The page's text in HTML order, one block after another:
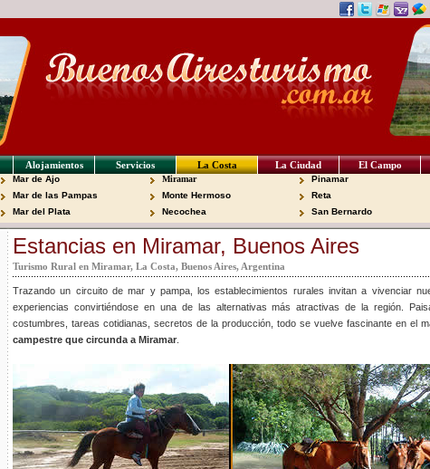
Alojamientos Servicios La Costa La Ciudad El Campo
Mar de Ajo
Mar de las Pampas
Mar del Plata
Miramar
Monte Hermoso
Necochea
Pinamar
Reta
San Bernardo
Estancias en Miramar, Buenos Aires
Turismo Rural en Miramar, La Costa, Buenos Aires, Argentina
Trazando un circuito de mar y pampa, los establecimientos rurales invitan a vivenciar
experiencias convirtiéndose en una de las alternativas más atractivas de la región.
costumbres, tareas cotidianas, secretos de la producción, todo se vuelve fascinante en el
campestre que circunda a Miramar